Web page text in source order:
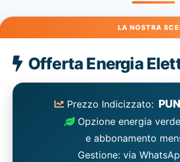
Energia
Elettrica
consigliata
Offerta Energia
Prezzo Indicizzato:
Opzione energia
e abbonamento
Gestione: via